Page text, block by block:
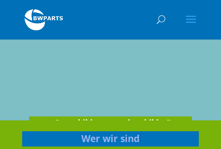
„Ausgebildet statt eingebildet″
Wer wir sind